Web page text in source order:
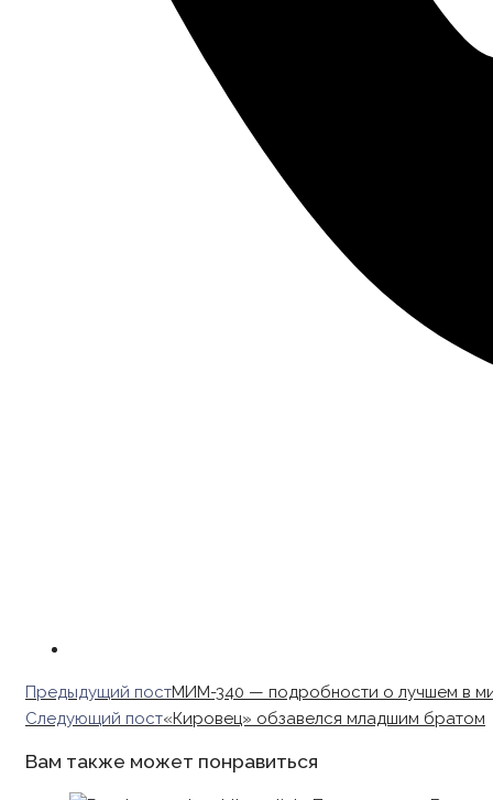
Read
more
Предыдущий постМИМ-340 — подробности о лучшем в
Следующий пост«Кировец» обзавелся младшим братом
Вам также может понравиться